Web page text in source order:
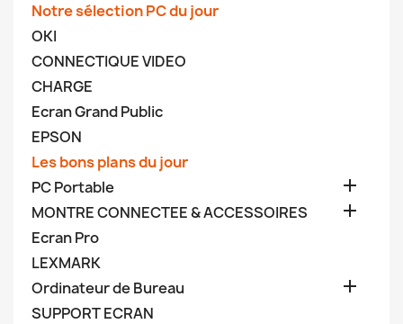
Notre sélection PC du jour
OKI
CONNECTIQUE VIDEO
CHARGE
Ecran Grand Public
EPSON
Les bons plans du jour
PC Portable

MONTRE CONNECTEE & ACCESSOIRES 
Ecran Pro
LEXMARK
Ordinateur de Bureau

SUPPORT ECRAN